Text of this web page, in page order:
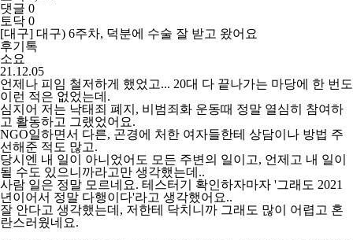
댓글 0
토닥 0
[대구] 대구) 6주차, 덕분에 수술 잘 받고 왔어요
후기톡
소요
21.12.05
언제나 피임 철저하게 했었고... 20대 다 끝나가는 마당에 한 번도
이런 적은 없었는데.
심지어 저는 낙태죄 폐지, 비범죄화 운동때 정말 열심히 참여하
고 활동하고 그랬었어요.
NGO일하면서 다른, 곤경에 처한 여자들한테 상담이나 방법 주
선해준 적도 많고.
당시엔 내 일이 아니었어도 모든 주변의 일이고, 언제고 내 일이
될 수도 있으니까라고만 생각했는데..
사람 일은 정말 모르네요. 테스터기 확인하자마자 '그래도 2021
년이어서 정말 다행이다'라고 생각했어요..
잘 안다고 생각했는데, 저한테 닥치니까 그래도 많이 어렵고 혼
란스러웠네요.